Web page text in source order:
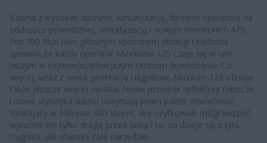
Kabina z wysokim dachem, klimatyzacją, fotelem operatora na
poduszce powietrznej, amortyzacją i nowym monitorem AFS
Pro 700 Plus jako głównym sposobem obsługi i nadzoru
sprawia, że każdy operator Maxxuma 125 czuje się w nim
niczym w najnowocześniejszym centrum dowodzenia. Co
więcej, wraz z nową generacją ciągników, Maxxum 125 oferuje
także jeszcze więcej światła. Nowe przednie reflektory robocze
i nowa stylistyka dachu obejmują pełen pakiet oświetlenia
działający w zakresie 360 stopni, aby użytkownik mógł widzieć
wyraźnie nie tylko drogę przed sobą i to, co dzieje się z tyłu
ciągnika, ale również całe narzędzie.